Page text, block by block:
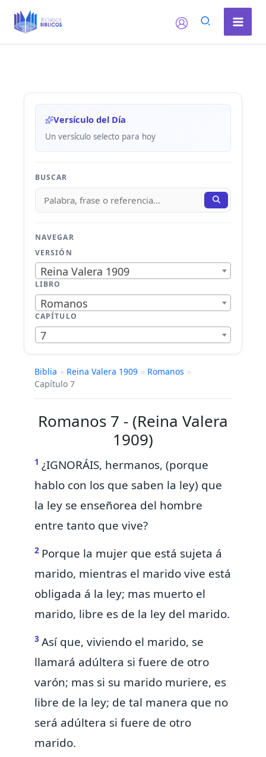
Versículo del Día
Un versículo selecto para hoy
BUSCAR
NAVEGAR
VERSIÓN
Reina Valera 1909
LIBRO
Romanos
CAPÍTULO
7
Biblia » Reina Valera 1909 » Romanos »
Capítulo 7
Romanos 7 - (Reina Valera
1909)
1 ¿IGNORÁIS, hermanos, (porque
hablo con los que saben la ley) que
la ley se enseñorea del hombre
entre tanto que vive?
2 Porque la mujer que está sujeta á
marido, mientras el marido vive está
obligada á la ley; mas muerto el
marido, libre es de la ley del marido.
3 Así que, viviendo el marido, se
llamará adúltera si fuere de otro
varón; mas si su marido muriere, es
libre de la ley; de tal manera que no
será adúltera si fuere de otro
marido.